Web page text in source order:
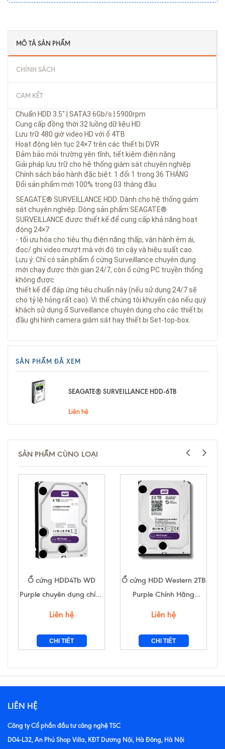
MÔ TẢ SẢN PHẨM
CHÍNH SÁCH
CAM KẾT
Chuẩn HDD 3.5" | SATA3 6Gb/s | 5900rpm
Cung cấp đồng thời 32 luồng dữ liệu HD
Lưu trữ 480 giờ video HD với ổ 4TB
Hoạt động liên tục 24×7 trên các thiết bị DVR
Đảm bảo môi trường yên tĩnh, tiết kiệm điện năng
Giải pháp lưu trữ cho hệ thống giám sát chuyên nghiệp
Chính sách bảo hành đặc biệt: 1 đổi 1 trong 36 THÁNG
Đổi sản phẩm mới 100% trong 03 tháng đầu.
SEAGATE® SURVEILLANCE HDD: Dành cho hệ thống giám
sát chuyên nghiệp. Dòng sản phẩm SEAGATE®
SURVEILLANCE được thiết kế để cung cấp khả năng hoạt
động 24×7
- tối ưu hóa cho tiêu thụ điện năng thấp, vận hành êm ái,
đọc/ ghi video mượt mà với độ tin cậy và hiệu suất cao.
Lưu ý: Chỉ có sản phẩm ổ cứng Surveillance chuyên dụng
mới chạy được thời gian 24/7, còn ổ cứng PC truyền thống
không được
thiết kế để đáp ứng tiêu chuẩn này (nếu sử dụng 24/7 sẽ
cho tỷ lệ hỏng rất cao). Vì thế chúng tôi khuyến cáo nếu quý
khách sử dụng ổ Surveillance chuyên dụng cho các thiết bị
đầu ghi hình camera giám sát hay thiết bị Set-top-box.
SẢN PHẨM ĐÃ XEM
SEAGATE® SURVEILLANCE HDD-6TB
Liên hệ
SẢN PHẨM CÙNG LOẠI
Ổ cứng HDD4Tb WD
Purple chuyên dụng chính
Liên hệ
CHI TIẾT
Ổ cứng HDD Western 2TB
Purple Chính Hãng
Liên hệ
CHI TIẾT
LIÊN HỆ
Công ty Cổ phần đầu tư công nghệ TSC
D04-L32, An Phú Shop Villa, KĐT Dương Nội, Hà Đông, Hà Nội